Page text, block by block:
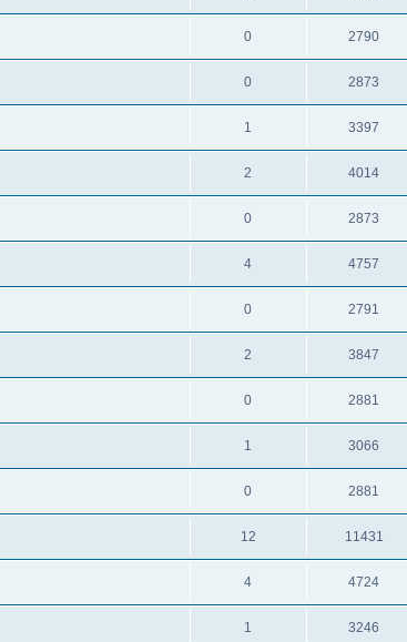
0 2790
0 2873
1 3397
2 4014
0 2873
4 4757
0 2791
2 3847
0 2881
1 3066
0 2881
12 11431
4 4724
1 3246